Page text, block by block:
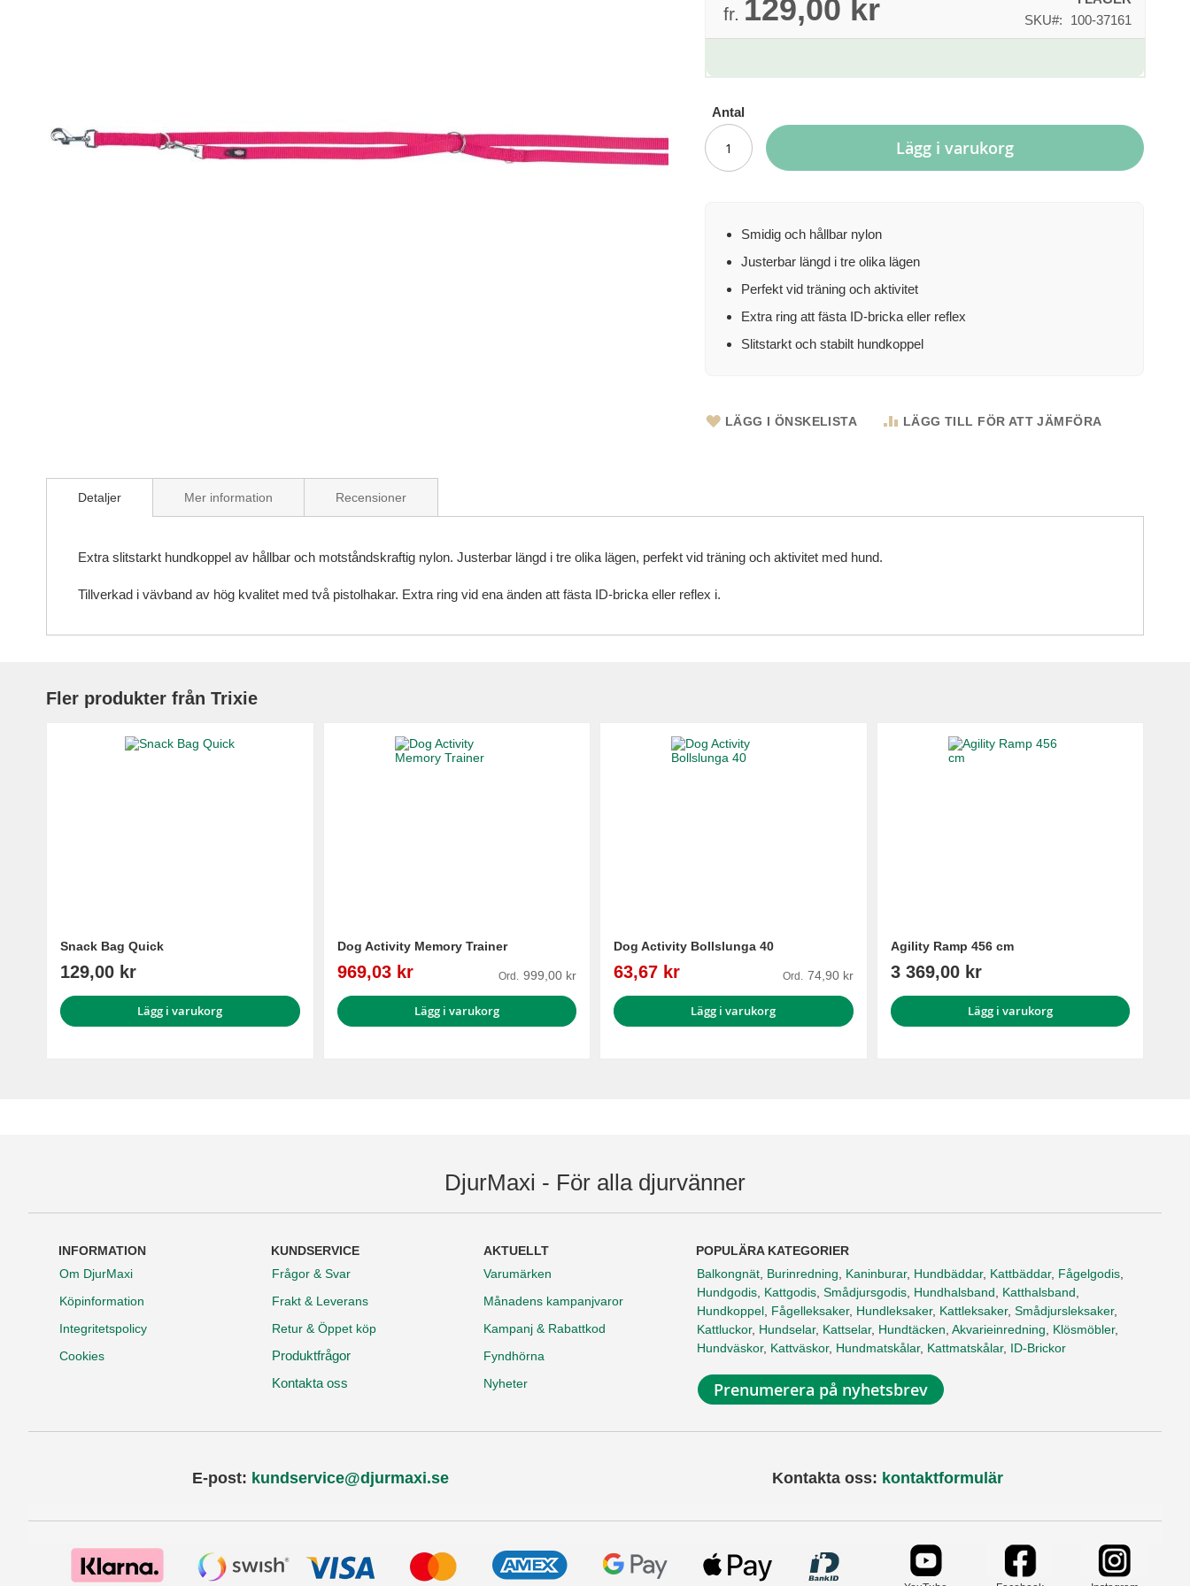
to
gallery
fr. 129,00 kr
SKU
100-37161
Antal
Lägg i varukorg
Smidig och hållbar nylon
Justerbar längd i tre olika lägen
Perfekt vid träning och aktivitet
Extra ring att fästa ID-bricka eller reflex
Slitstarkt och stabilt hundkoppel
LÄGG I ÖNSKELISTA LÄGG TILL FÖR ATT JÄMFÖRA
Detaljer
Extra slitstarkt hundkoppel av hållbar och motståndskraftig nylon. Justerbar längd i tre olika lägen, perfekt vid träning och aktivitet med hund.
Tillverkad i vävband av hög kvalitet med två pistolhakar. Extra ring vid ena änden att fästa ID-bricka eller reflex i.
Mer information Recensioner
Fler produkter från Trixie
Snack Bag Quick
129,00 kr
Lägg i varukorg
Dog Activity Memory Trainer
Reapris
969,03 kr Ord. 999,00 kr
Lägg i varukorg
Dog Activity Bollslunga 40
Reapris
63,67 kr Ord. 74,90 kr
Lägg i varukorg
Agility Ramp 456 cm
3 369,00 kr
Lägg i varukorg
DjurMaxi - För alla djurvänner
INFORMATION
Om DjurMaxi
Köpinformation
Integritetspolicy
Cookies
KUNDSERVICE
Frågor & Svar
Frakt & Leverans
Retur & Öppet köp
Produktfrågor
Kontakta oss
AKTUELLT
Varumärken
Månadens kampanjvaror
Kampanj & Rabattkod
Fyndhörna
Nyheter
POPULÄRA KATEGORIER
Balkongnät Burinredning Kaninburar, Hundbäddar, Kattbäddar, Fågelgodis
Hundgodis Kattgodis Smådjursgodis Hundhalsband Katthalsband
Hundkoppel Fågelleksaker, Hundleksaker, Kattleksaker, Smådjursleksaker,
Kattluckor, Hundselar, Kattselar, Hundtäcken Akvarieinredning Klösmöbler,
Hundväskor, Kattväskor, Hundmatskålar, Kattmatskålar, ID-Brickor
Prenumerera på nyhetsbrev
E-post: kundservice@djurmaxi.se Kontakta oss: kontaktformulär